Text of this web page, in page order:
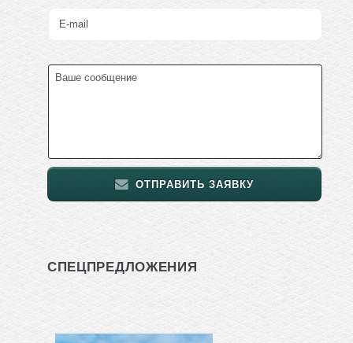
ОТПРАВИТЬ ЗАЯВКУ
СПЕЦПРЕДЛОЖЕНИЯ